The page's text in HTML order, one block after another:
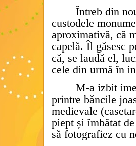
Întreb din
custodele
aproximativă, că
capelă. Îl găsesc
că, se laudă el,
cele din urmă în
M-a izbit
printre băncile
medievale
piept și îmbătat
să fotografiez cu